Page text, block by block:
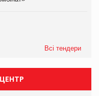
Всі тендери